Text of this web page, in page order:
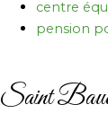
centre
pension
Saint